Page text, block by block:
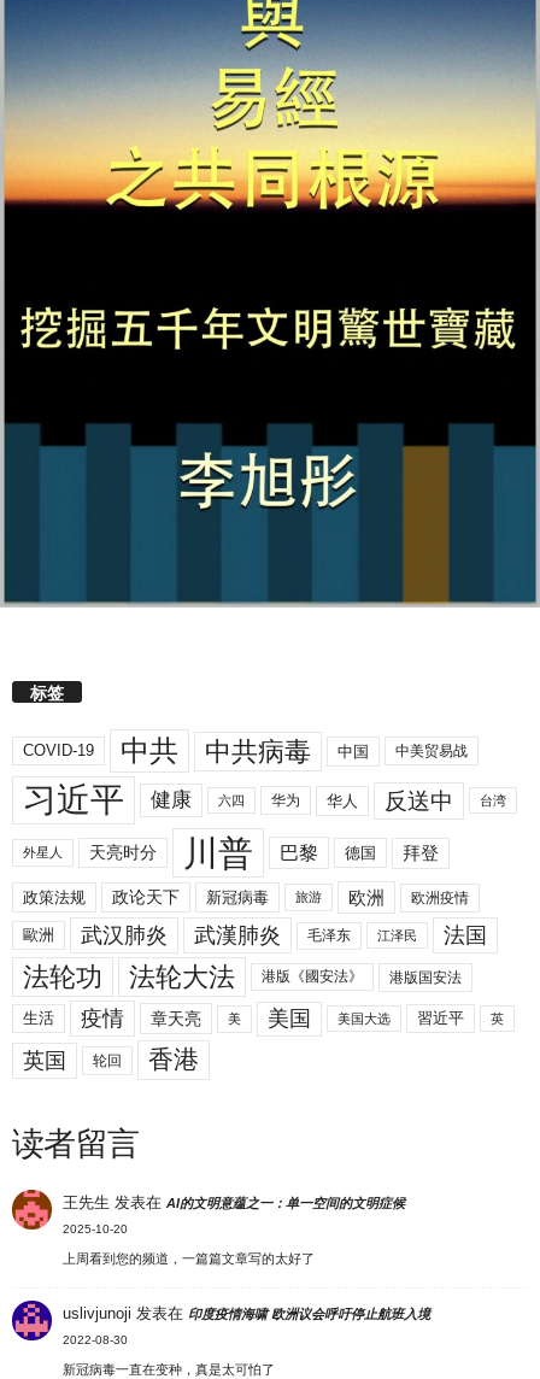
标签
COVID-19 中共 中共病毒 中国 中美贸易战
习近平 健康 六四 华为 华人 反送中 台湾
外星人 天亮时分 川普 巴黎 德国 拜登
政策法规 政论天下 新冠病毒 旅游 欧洲 欧洲疫情
歐洲 武汉肺炎 武漢肺炎 毛泽东 江泽民 法国
法轮功 法轮大法 港版《國安法》 港版国安法
生活 疫情 章天亮 美 美国 美国大选 習近平 英
英国 轮回 香港
读者留言
王先生 发表在AI的文明意蕴之一：单一空间的文明症候
2025-10-20
上周看到您的频道，一篇篇文章写的太好了
uslivjunoji 发表在 印度疫情海啸 欧洲议会呼吁停止航班入境
2022-08-30
新冠病毒一直在变种，真是太可怕了